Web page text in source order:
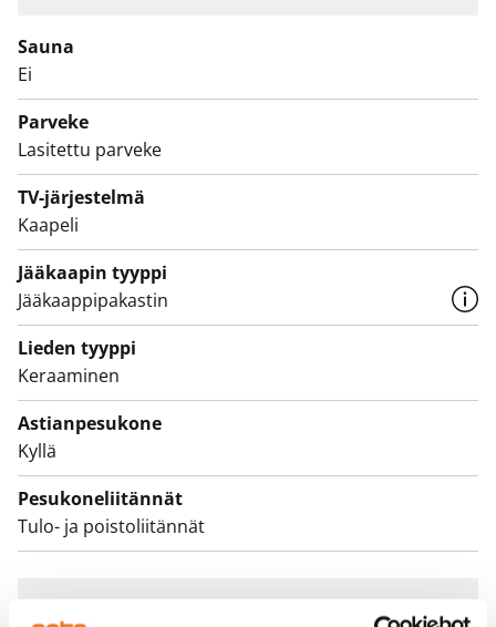
Kalusteväleissä on valkoinen sauvakaakelointi ja
työtasot ovat valkoista laminaattia. Varusteina
keraaminen liesi, astianpesukone sekä jää-
pakastinkaappi, kaikki valkoisia. Sähköiset
palovaroittimet ja sprinklerijärjestelmä tuovat
lisäturvaa asumiseen.
Tule paikan päälle katsomaan, voisiko tämä yksiö olla
uusi vuokrakotisi!
Sauna
Ei
Parveke
Lasitettu parveke
TV-järjestelmä
Kaapeli
Jääkaapin tyyppi
Jääkaappipakastin
Lieden tyyppi
Keraaminen
Astianpesukone
Kyllä
Pesukoneliitännät
Tulo- ja poistoliitännät
Sopimus ja maksut